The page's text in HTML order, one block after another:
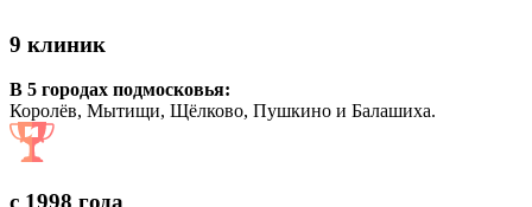
9 клиник
В 5 городах подмосковья:
Королёв, Мытищи, Щёлково, Пушкино и Балашиха.
с 1998 года